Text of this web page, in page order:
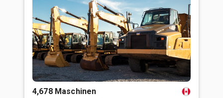
4,678 Maschinen